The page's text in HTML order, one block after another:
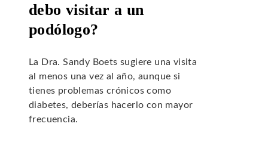
debo visitar a un
podólogo?
La Dra. Sandy Boets sugiere una visita
al menos una vez al año, aunque si
tienes problemas crónicos como
diabetes, deberías hacerlo con mayor
frecuencia.